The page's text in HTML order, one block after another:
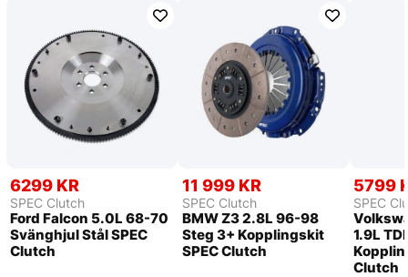
6299 KR
SPEC Clutch
Ford Falcon 5.0L 68-70
Svänghjul Stål SPEC
Clutch
11 999 KR
SPEC Clutch
BMW Z3 2.8L 96-98
Steg 3+ Kopplingskit
SPEC Clutch
5799
SPEC
1.9L
Clutch